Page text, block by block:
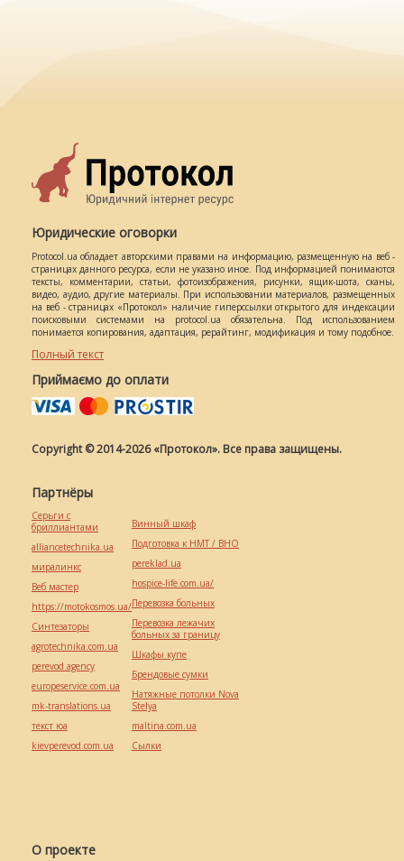
Юридические оговорки
Protocol.ua обладает авторскими правами на информацию, размещенную на веб -
страницах данного ресурса, если не указано иное. Под информацией понимаются
тексты, комментарии, статьи, фотоизображения, рисунки, ящик-шота, сканы,
видео, аудио, другие материалы. При использовании материалов, размещенных
на веб - страницах «Протокол» наличие гиперссылки открытого для индексации
поисковыми системами на protocol.ua обязательна. Под использованием
понимается копирования, адаптация, рерайтинг, модификация и тому подобное.
Полный текст
Приймаємо до оплати
Copyright © 2014-2026 «Протокол». Все права защищены.
О проекте
Партнёры
Серьги с
бриллиантами
alliancetechnika.ua
миралинкс
Веб мастер
https://motokosmos.ua/
Синтезаторы
agrotechnika.com.ua
perevod.agency
europeservice.com.ua
mk-translations.ua
текст юа
kievperevod.com.ua
Винный шкаф
Подготовка к НМТ / ВНО
pereklad.ua
hospice-life.com.ua/
Перевозка больных
Перевозка лежачих
больных за границу
Шкафы купе
Брендовые сумки
Натяжные потолки Nova
Stelya
maltina.com.ua
Cылки